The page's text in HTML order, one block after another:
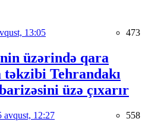
13:05 473
üzərində qara
Tehrandakı
üzə çıxarır
avqust, 12:27 558